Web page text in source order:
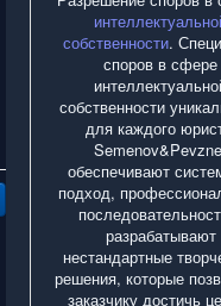
собственности.
споров в сфере
собственности
для каждого
обеспечивают
подход,
разрабатывают
нестандартные
решения, которые
заказчику достичь